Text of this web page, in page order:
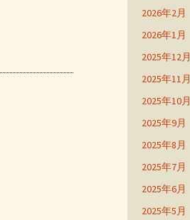
2026年2月
2026年1月
2025年12月
2025年11月
2025年10月
2025年9月
2025年8月
2025年7月
2025年6月
2025年5月